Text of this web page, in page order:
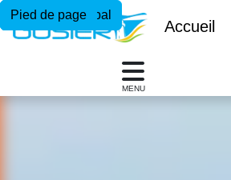
Menu principal
Contenu principal
Pied de page
Accueil
MENU